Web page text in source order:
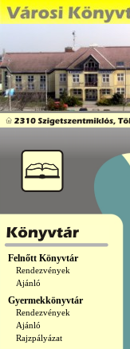
Felnőtt Könyvtár
Rendezvények
Ajánló
Gyermekkönyvtár
Rendezvények
Ajánló
Rajzpályázat